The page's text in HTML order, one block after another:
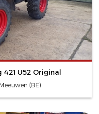
421 U52 Original
(BE)